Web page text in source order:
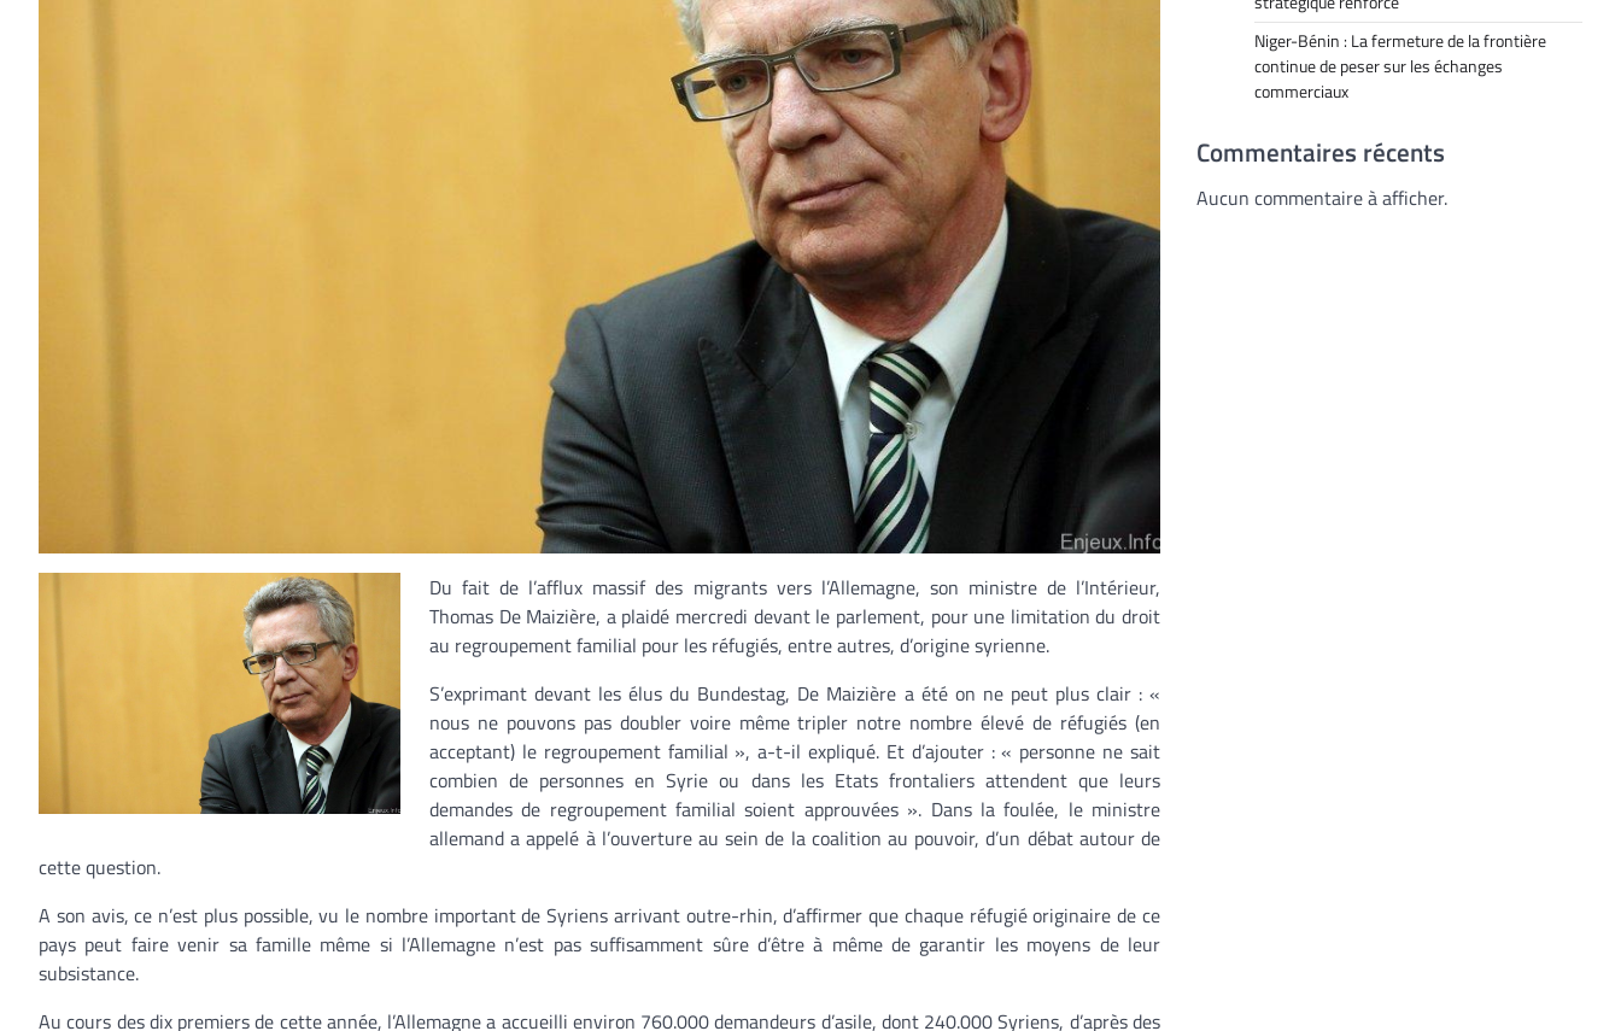
Du fait de l’afflux massif des migrants vers l’Allemagne, son ministre de l’Intérieur,
Thomas De Maizière, a plaidé mercredi devant le parlement, pour une limitation du droit
au regroupement familial pour les réfugiés, entre autres, d’origine syrienne.
S’exprimant devant les élus du Bundestag, De Maizière a été on ne peut plus clair : «
nous ne pouvons pas doubler voire même tripler notre nombre élevé de réfugiés (en
acceptant) le regroupement familial », a-t-il expliqué. Et d’ajouter : « personne ne sait
combien de personnes en Syrie ou dans les Etats frontaliers attendent que leurs
demandes de regroupement familial soient approuvées ». Dans la foulée, le ministre
allemand a appelé à l’ouverture au sein de la coalition au pouvoir, d’un débat autour de
cette question.
A son avis, ce n’est plus possible, vu le nombre important de Syriens arrivant outre-rhin, d’affirmer que chaque réfugié originaire de ce
pays peut faire venir sa famille même si l’Allemagne n’est pas suffisamment sûre d’être à même de garantir les moyens de leur
subsistance.
Au cours des dix premiers de cette année, l’Allemagne a accueilli environ 760.000 demandeurs d’asile, dont 240.000 Syriens, d’après des
Niger-Bénin : La fermeture de la frontière
continue de peser sur les échanges
commerciaux
Commentaires récents
Aucun commentaire à afficher.